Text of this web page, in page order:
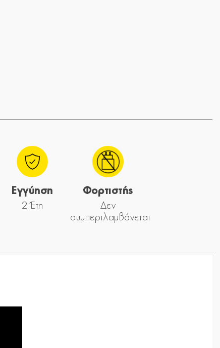
Εγγύηση
2 Έτη
Φορτιστής
Δεν
συμπεριλαμβάνεται